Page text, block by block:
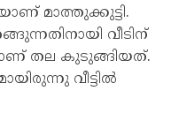
മാത്തുക്കുട്ടി.
വീടിന്
തല കുടുങ്ങിയത്.
വീട്ടില്‍